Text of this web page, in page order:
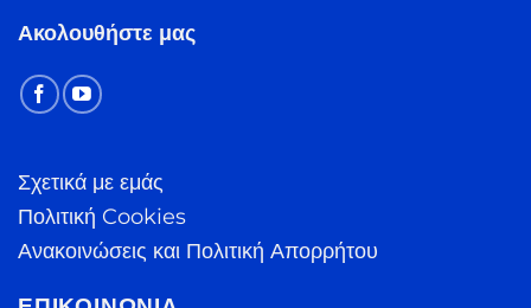
Ακολουθήστε μας
Σχετικά με εμάς
Πολιτική Cookies
Ανακοινώσεις και Πολιτική Απορρήτου